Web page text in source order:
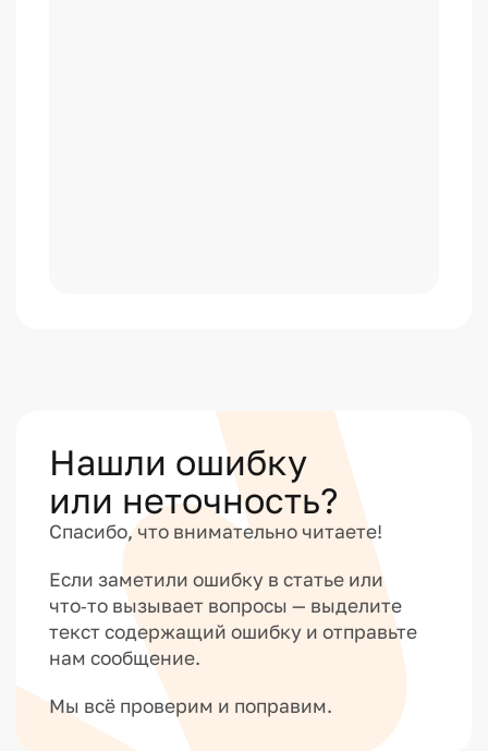
Нашли ошибку
или неточность?
Спасибо, что внимательно читаете!
Если заметили ошибку в статье или
что‑то вызывает вопросы — выделите
текст содержащий ошибку и отправьте
нам сообщение.
Мы всё проверим и поправим.